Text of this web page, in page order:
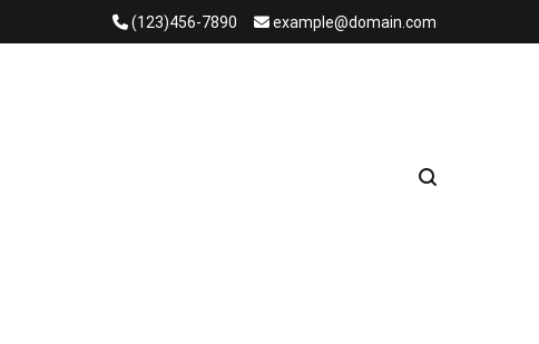
(123)456-7890 example@domain.com